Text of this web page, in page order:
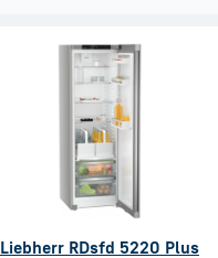
Liebherr RDsfd 5220 Plus